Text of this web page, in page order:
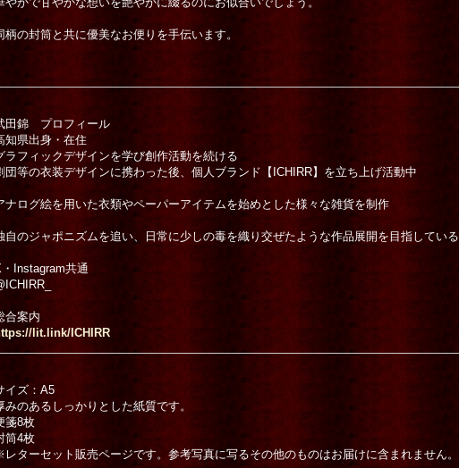
】Anahata Joy Kat
ーティングカード [
ド 市原綾彦 Ichihara
1「野生のミラクル」
柄の封筒と共に優美なお便りを手伝います。
田錦 プロフィール
知県出身・在住
ラフィックデザインを学び創作活動を続ける
団等の衣装デザインに携わった後、個人ブランド【ICHIRR】を立ち上げ活動中
ナログ絵を用いた衣類やペーパーアイテムを始めとした様々な雑貨を制作
自のジャポニズムを追い、日常に少しの毒を織り交ぜたような作品展開を目指している
Instagram共通
合案内
lit.link/ICHIRR
イズ：A5
みのあるしっかりとした紙質です。
箋8枚
筒4枚
ターセット販売ページです。参考写真に写るその他のものはお届けに含まれません。